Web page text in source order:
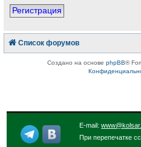
Регистрация
Список форумов
Создано на основе phpBB®
E-mail:
При перепечатке